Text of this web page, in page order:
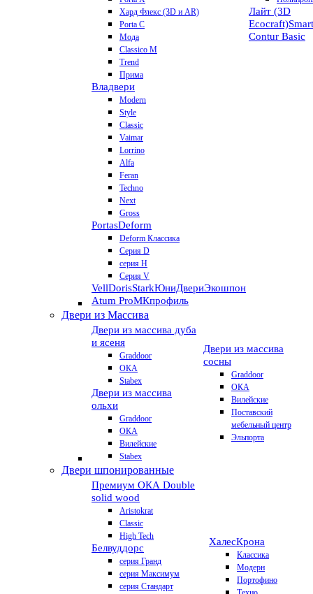
Хард Флекс (3D и AR)
Porta C
Мода
Classico M
Trend
Прима
Владвери
Modern
Style
Classic
Vaimar
Lorrino
Alfa
Feran
Techno
Next
Gross
PortasDeform
Deform Классика
Серия D
серия H
Серия V
VellDorisStarkЮниДвериЭкошпон
Atum ProМКпрофиль
Лайт (3D
Ecocraft)Smart
Contur Basic
Двери из Массива
Двери из массива дуба
и ясеня
Graddoor
ОКА
Stabex
Двери из массива
ольхи
Graddoor
ОКА
Вилейские
Stabex
Двери из массива
сосны
Graddoor
ОКА
Вилейские
Поставский
мебельный центр
Эльпорта
Двери шпонированные
Премиум ОКА Double
solid wood
Aristokrat
Classic
High Tech
Белвуддорс
серия Гранд
серия Максимум
серия Стандарт
ХалесКрона
Классика
Модерн
Портофино